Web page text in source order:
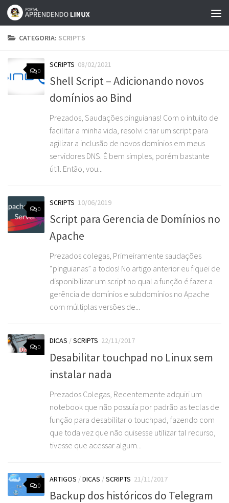
Skip to content
CATEGORIA: SCRIPTS
0
SCRIPTS 08/02/2021
Shell Script – Adicionando novos
domínios ao Bind
Prezados, Saudações pinguianas! Com o intuito de
facilitar a minha vida, resolvi criar um script para
agilizar a inclusão de novos domínios em meus
servidores DNS. É bem simples, porém bastante
útil. Então, vou...
0
SCRIPTS 10/06/2019
Script para Gerencia de Domínios no
Apache
Prezados colegas, Primeiramente saudações
“pinguianas” a todos! No artigo anterior eu fiquei de
disponibilizar um script no qual a função é fazer a
gerência de domínios e subdomínios no Apache
com múltiplas versões de...
0
DICAS /SCRIPTS 22/11/2017
Desabilitar touchpad no Linux sem
instalar nada
Prezados Colegas, Recentemente adquiri um
notebook que não possuía por padrão as teclas de
função para desabilitar o touchpad, fazendo com
que toda vez que não quisesse utilizar tal recurso,
tivesse que acessar algum...
0
ARTIGOS /DICAS /SCRIPTS 21/11/2017
Backup dos históricos do Telegram